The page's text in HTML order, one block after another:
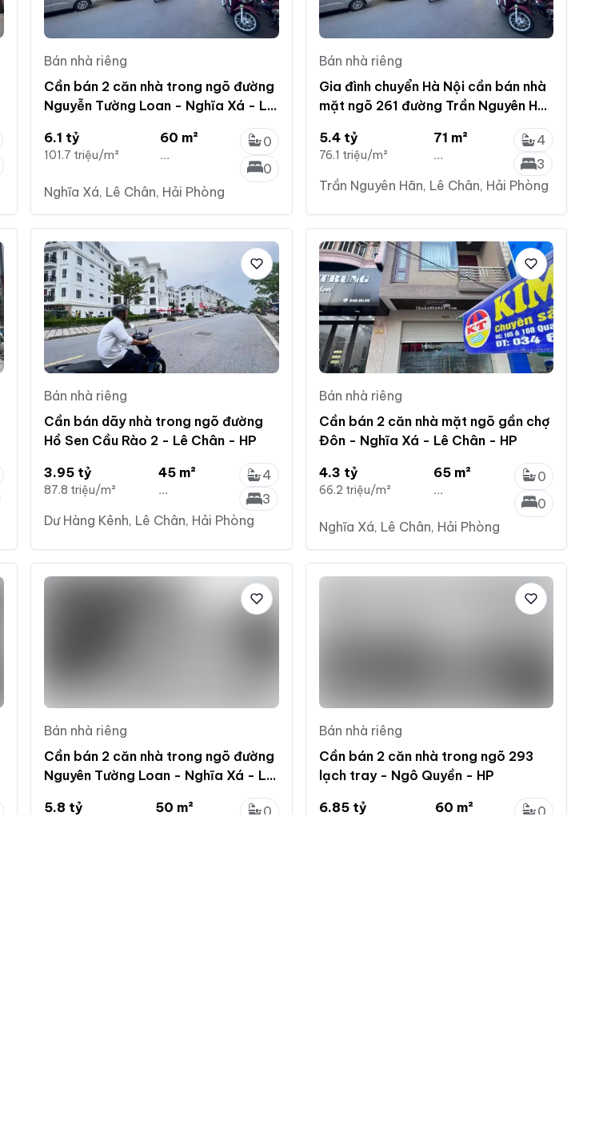
Bán nhà riêng
Cần bán 2 căn nhà trong ngõ đường
Nguyễn Tường Loan - Nghĩa Xá - Lê
6.1 tỷ
101.7 triệu/m²
60 m²
...
0
0
Nghĩa Xá, Lê Chân, Hải Phòng
Bán nhà riêng
Gia đình chuyển Hà Nội cần bán nhà
mặt ngõ 261 đường Trần Nguyên Hãn
5.4 tỷ
76.1 triệu/m²
71 m²
...
4
3
Trần Nguyên Hãn, Lê Chân, Hải Phòng
Bán nhà riêng
Cần bán dãy nhà trong ngõ đường
Hồ Sen Cầu Rào 2 - Lê Chân - HP
3.95 tỷ
87.8 triệu/m²
45 m²
...
4
3
Dư Hàng Kênh, Lê Chân, Hải Phòng
Bán nhà riêng
Cần bán 2 căn nhà mặt ngõ gần chợ
Đôn - Nghĩa Xá - Lê Chân - HP
4.3 tỷ
66.2 triệu/m²
65 m²
...
0
0
Nghĩa Xá, Lê Chân, Hải Phòng
Bán nhà riêng
Cần bán 2 căn nhà trong ngõ đường
Nguyên Tường Loan - Nghĩa Xá - Lê
5.8 tỷ
50 m²
0
Bán nhà riêng
Cần bán 2 căn nhà trong ngõ 293
lạch tray - Ngô Quyền - HP
6.85 tỷ
60 m²
0